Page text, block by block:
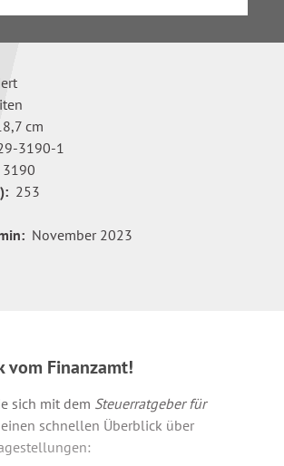
cm
3190-1
3190
253
November 2023
vom Finanzamt!
sich mit dem Steuerratgeber für
schnellen Überblick über